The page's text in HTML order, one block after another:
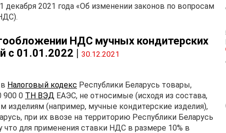
декабря 2021 года «Об изменении законов по вопросам
НДС мучных кондитерских
с 01.01.2022 |30.12.2021
Налоговый кодекс Республики Беларусь товары,
900 0 ТН ВЭД ЕАЭС, не относимые (исходя из состава,
изделиям (например, мучные кондитерские изделия),
при их ввозе на территорию Республики Беларусь
для применения ставки НДС в размере 10% в